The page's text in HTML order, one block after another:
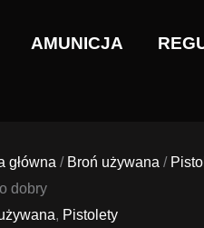
AMUNICJA
główna / Broń używana /
dobry
, Pistolety